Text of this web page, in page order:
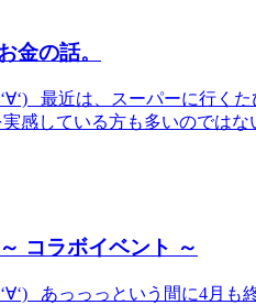
金の話。
最近は、スーパーに行く
感している方も多いのでは
コラボイベント ～
あっっっという間に4月